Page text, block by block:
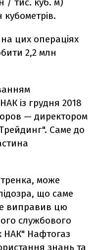
цих операціях
2,2 млн
із грудня 2018
— директором
Саме до
може
що саме
виправив цю
службового
НАК" Нафтогаз
знань та